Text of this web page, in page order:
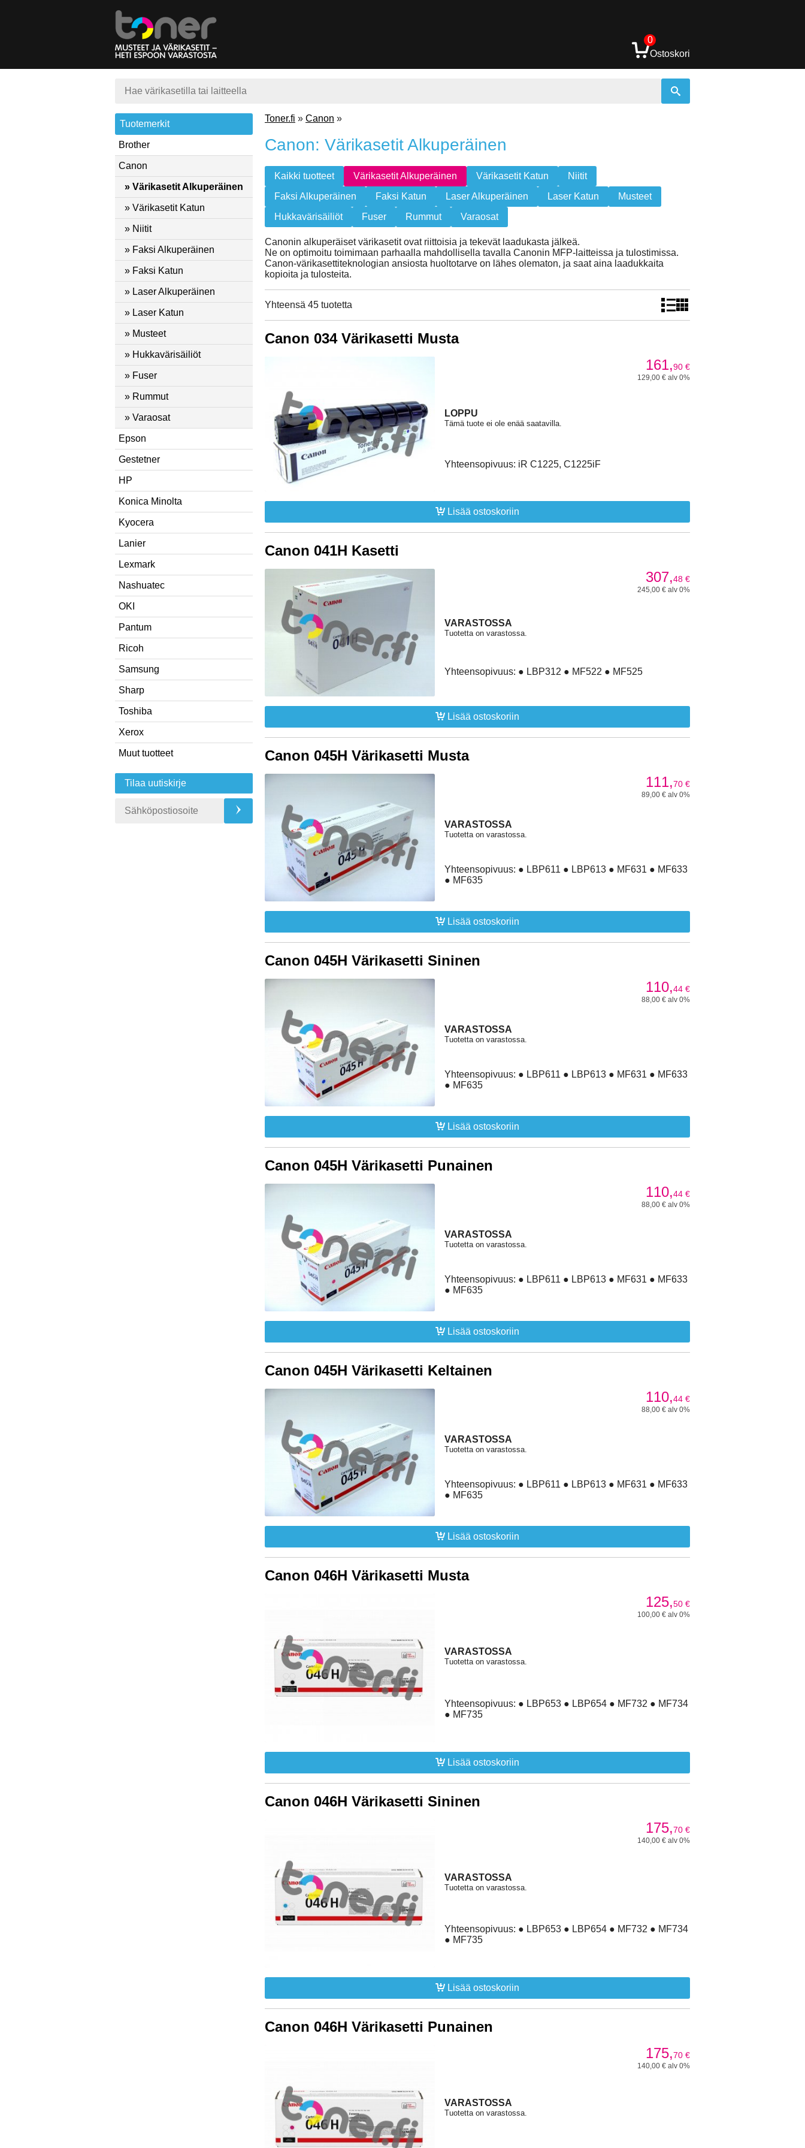
0
Ostoskori
Tuotemerkit
Brother
Canon
» Värikasetit Alkuperäinen
» Värikasetit Katun
» Niitit
» Faksi Alkuperäinen
» Faksi Katun
» Laser Alkuperäinen
» Laser Katun
» Musteet
» Hukkavärisäiliöt
» Fuser
» Rummut
» Varaosat
Epson
Gestetner
HP
Konica Minolta
Kyocera
Lanier
Lexmark
Nashuatec
OKI
Pantum
Ricoh
Samsung
Sharp
Toshiba
Xerox
Muut tuotteet
Tilaa uutiskirje
Toner.fi » Canon »
Canon: Värikasetit Alkuperäinen
Kaikki tuotteet Värikasetit Alkuperäinen Värikasetit Katun
Niitit
Faksi Alkuperäinen
Faksi Katun Laser Alkuperäinen Laser Katun
Musteet
Hukkavärisäiliöt
Fuser Rummut Varaosat
Canonin alkuperäiset värikasetit ovat riittoisia ja tekevät laadukasta jälkeä.
Ne on optimoitu toimimaan parhaalla mahdollisella tavalla Canonin MFP-laitteissa ja tulostimissa.
Canon-värikasettiteknologian ansiosta huoltotarve on lähes olematon, ja saat aina laadukkaita
kopioita ja tulosteita.
Yhteensä 45 tuotetta
Canon 034 Värikasetti Musta
161,90 €
129,00 € alv 0%
LOPPU
Tämä tuote ei ole enää saatavilla.
Yhteensopivuus: iR C1225, C1225iF
Lisää ostoskoriin
Canon 041H Kasetti
307,48 €
245,00 € alv 0%
VARASTOSSA
Tuotetta on varastossa.
Yhteensopivuus: ● LBP312 ● MF522 ● MF525
Lisää ostoskoriin
Canon 045H Värikasetti Musta
111,70 €
89,00 € alv 0%
VARASTOSSA
Tuotetta on varastossa.
Yhteensopivuus: ● LBP611 ● LBP613 ● MF631 ● MF633
● MF635
Lisää ostoskoriin
Canon 045H Värikasetti Sininen
110,44 €
88,00 € alv 0%
VARASTOSSA
Tuotetta on varastossa.
Yhteensopivuus: ● LBP611 ● LBP613 ● MF631 ● MF633
● MF635
Lisää ostoskoriin
Canon 045H Värikasetti Punainen
110,44 €
88,00 € alv 0%
VARASTOSSA
Tuotetta on varastossa.
Yhteensopivuus: ● LBP611 ● LBP613 ● MF631 ● MF633
● MF635
Lisää ostoskoriin
Canon 045H Värikasetti Keltainen
110,44 €
88,00 € alv 0%
VARASTOSSA
Tuotetta on varastossa.
Yhteensopivuus: ● LBP611 ● LBP613 ● MF631 ● MF633
● MF635
Lisää ostoskoriin
Canon 046H Värikasetti Musta
125,50 €
100,00 € alv 0%
VARASTOSSA
Tuotetta on varastossa.
Yhteensopivuus: ● LBP653 ● LBP654 ● MF732 ● MF734
● MF735
Lisää ostoskoriin
Canon 046H Värikasetti Sininen
175,70 €
140,00 € alv 0%
VARASTOSSA
Tuotetta on varastossa.
Yhteensopivuus: ● LBP653 ● LBP654 ● MF732 ● MF734
● MF735
Lisää ostoskoriin
Canon 046H Värikasetti Punainen
175,70 €
140,00 € alv 0%
VARASTOSSA
Tuotetta on varastossa.